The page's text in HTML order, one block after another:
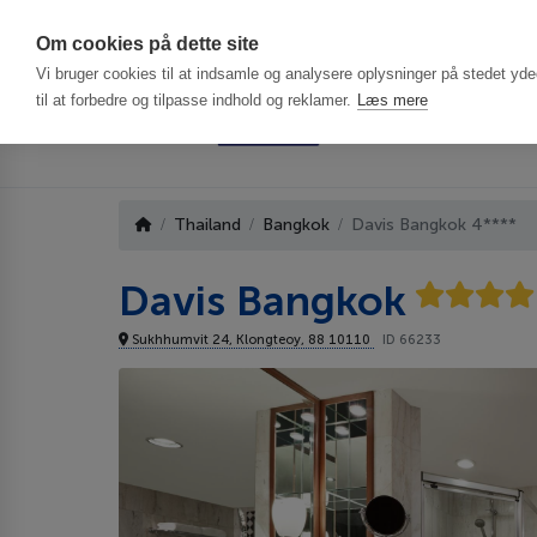
Om cookies på dette site
Vi bruger cookies til at indsamle og analysere oplysninger på stedet
til at forbedre og tilpasse indhold og reklamer. Læs mere
Thailand Bangkok Davis Bangkok 4****
Davis Bangkok
Sukhhumvit 24, Klongteoy, 88 10110 ID 66233